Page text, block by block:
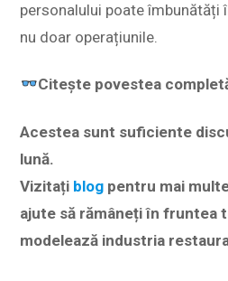
personalului poate îmbunătăți
nu doar operațiunile.
Citește povestea
Acestea sunt suficiente
lună.
Vizitați blog pentru mai
ajute să rămâneți în fruntea
modelează industria